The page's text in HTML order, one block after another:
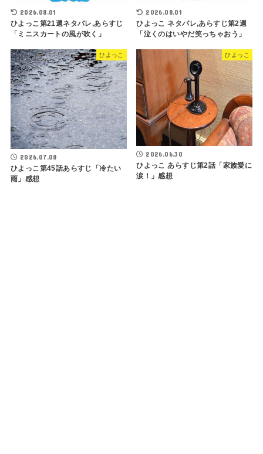
2026.08.01
ひよっこ第21週ネタバレ,あらすじ
「ミニスカートの風が吹く」
2026.08.01
ひよっこ ネタバレ,あらすじ第2週
「泣くのはいやだ笑っちゃおう」
ひよっこ
2026.07.08
ひよっこ第45話あらすじ「冷たい
雨」感想
ひよっこ
2026.06.30
ひよっこ あらすじ第2話「家族愛に
涙！」感想